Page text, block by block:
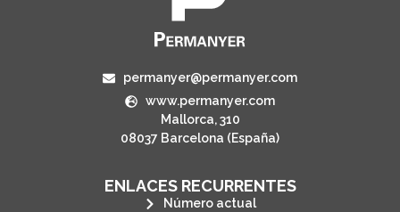
permanyer@permanyer.com
www.permanyer.com
Mallorca, 310
08037 Barcelona (España)
ENLACES RECURRENTES
Número actual